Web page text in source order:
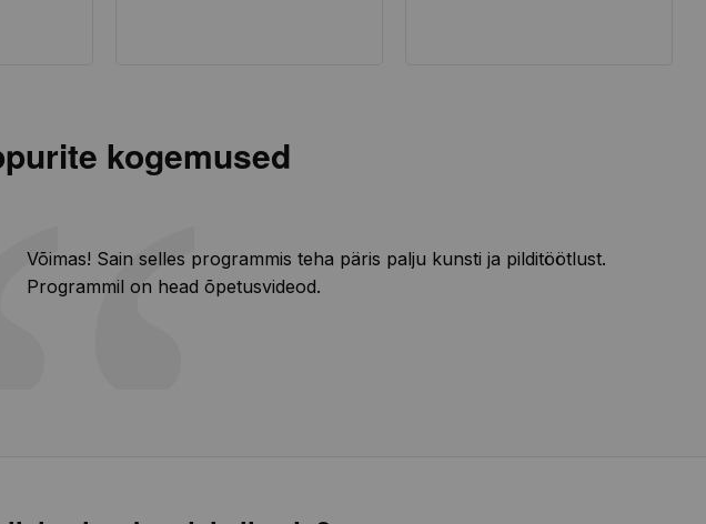
kogemused
Võimas! Sain selles programmis teha päris palju kunsti ja pilditöötlust.
Programmil on head õpetusvideod.